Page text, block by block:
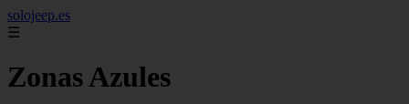
solojeep.es
☰
Zonas Azules